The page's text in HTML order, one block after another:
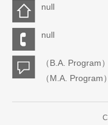
null
null
（B.A. Program
（M.A.